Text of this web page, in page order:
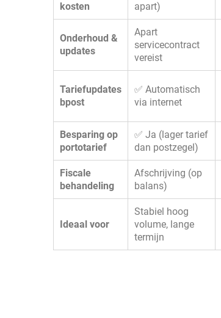
kosten
apart)
Onderhoud &
updates
Apart
servicecontract
vereist
Tariefupdates
bpost
✅ Automatisch
via internet
Besparing op
portotarief
✅ Ja (lager tarief
dan postzegel)
Fiscale
behandeling
Afschrijving (op
balans)
Ideaal voor
Stabiel hoog
volume, lange
termijn